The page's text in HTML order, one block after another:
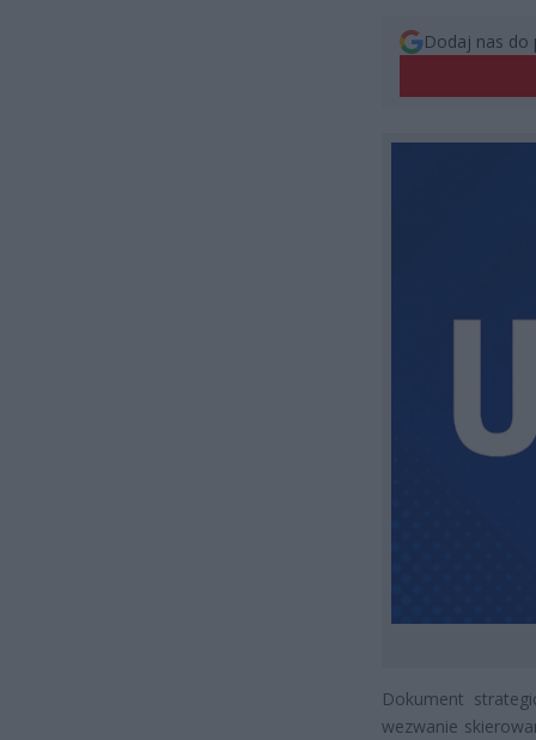
Dodaj nas do
Dokument
wezwanie